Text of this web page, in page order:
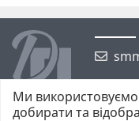
Ми
добирати та